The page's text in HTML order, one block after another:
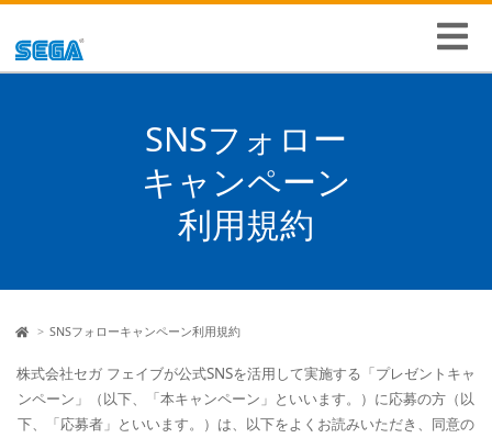
SNSフォロー
キャンペーン
利用規約
HOMESNSフォローキャンペーン利用規約
株式会社セガ フェイブが公式SNSを活用して実施する「プレゼントキャ
ンペーン」（以下、「本キャンペーン」といいます。）に応募の方（以
下、「応募者」といいます。）は、以下をよくお読みいただき、同意の